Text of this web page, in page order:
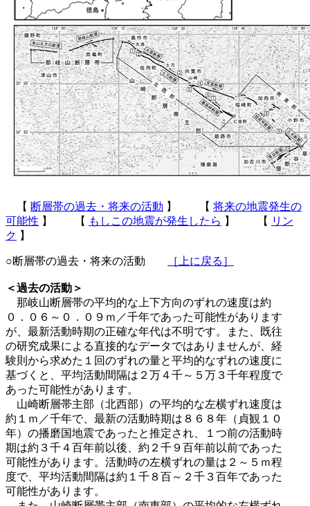
【 断層帯の過去・将来の活動 】 【 将来の地震発生の
可能性 】 【 もしこの地震が発生したら 】 【 リン
ク 】
○断層帯の過去・将来の活動 ［上に戻る］
＜過去の活動＞
那岐山断層帯の平均的な上下方向のずれの速度は約
０．０６～０．０９ｍ／千年であった可能性があります
が、最新活動時期の正確な年代は不明です。また、既往
の研究成果による直接的なデータではありませんが、経
験則から求めた１回のずれの量と平均的なずれの速度に
基づくと、平均活動間隔は２万４千～５万３千年程度で
あった可能性があります。
山崎断層帯主部（北西部）の平均的な左横ずれ速度は
約１ｍ／千年で、最新の活動時期は８６８年（貞観１０
年）の播磨国地震であったと推定され、１つ前の活動時
期は約３千４百年前以後、約２千９百年前以前であった
可能性があります。活動時の左横ずれの量は２～５ｍ程
度で、平均活動間隔は約１千８百～２千３百年であった
可能性があります。